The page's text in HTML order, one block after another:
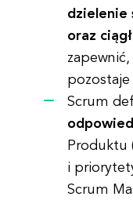
dzielenie
oraz
zapewnić,
pozostaje
Scrum
Produktu
i
Scrum